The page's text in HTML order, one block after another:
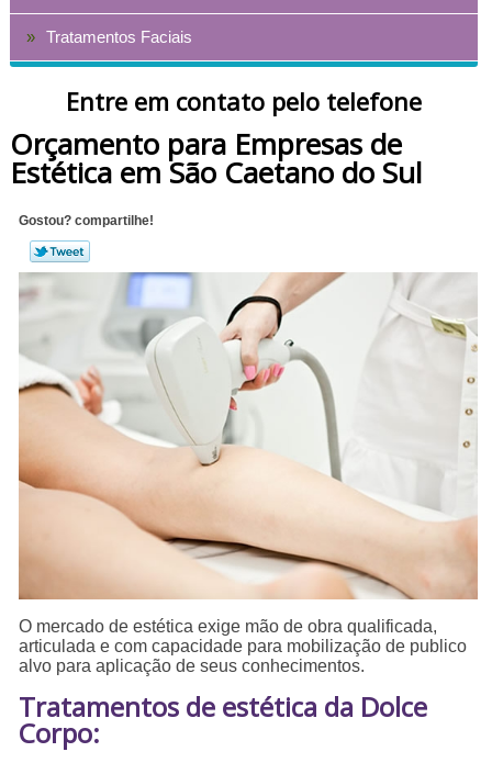
Tratamentos Faciais
Entre em contato pelo telefone
Orçamento para Empresas de
Estética em São Caetano do Sul
Gostou? compartilhe!
O mercado de estética exige mão de obra qualificada,
articulada e com capacidade para mobilização de publico
alvo para aplicação de seus conhecimentos.
Tratamentos de estética da Dolce
Corpo: